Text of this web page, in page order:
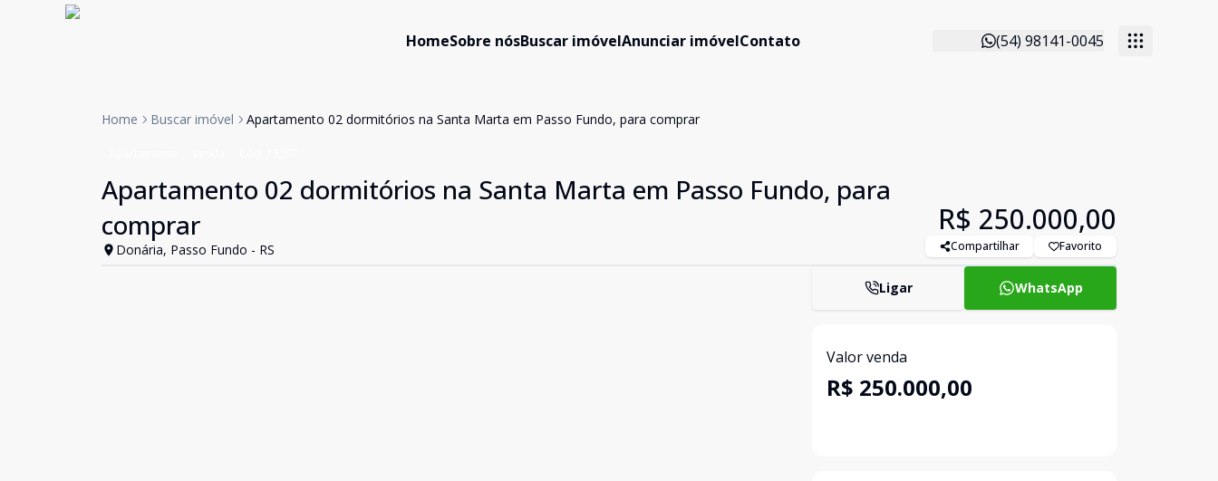
HomeSobre nósBuscar imóvelAnunciar imóvelContato (54) 98141-0045
Home Buscar imóvel Apartamento 02 dormitórios na Santa Marta em Passo Fundo, para comprar
Apartamento 02 dormitórios na Santa Marta em Passo Fundo, para
comprar
Donária, Passo Fundo - RS
R$ 250.000,00
Compartilhar Favorito
Ligar WhatsApp
Valor venda
R$ 250.000,00